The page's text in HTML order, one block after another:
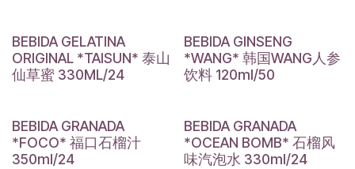
BEBIDA GELATINA
ORIGINAL *TAISUN* 泰山
仙草蜜 330ML/24
BEBIDA GINSENG
*WANG* 韩国WANG人参
饮料 120ml/50
BEBIDA GRANADA
*FOCO* 福口石榴汁
350ml/24
BEBIDA GRANADA
*OCEAN BOMB* 石榴风
味汽泡水 330ml/24